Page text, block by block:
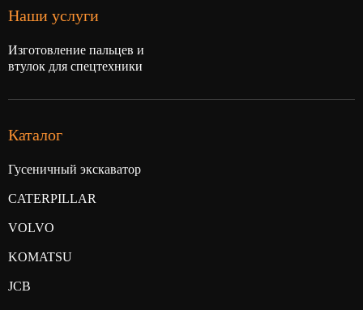
Наши услуги
Изготовление пальцев и
втулок для спецтехники
Каталог
Гусеничный экскаватор
CATERPILLAR
VOLVO
KOMATSU
JCB